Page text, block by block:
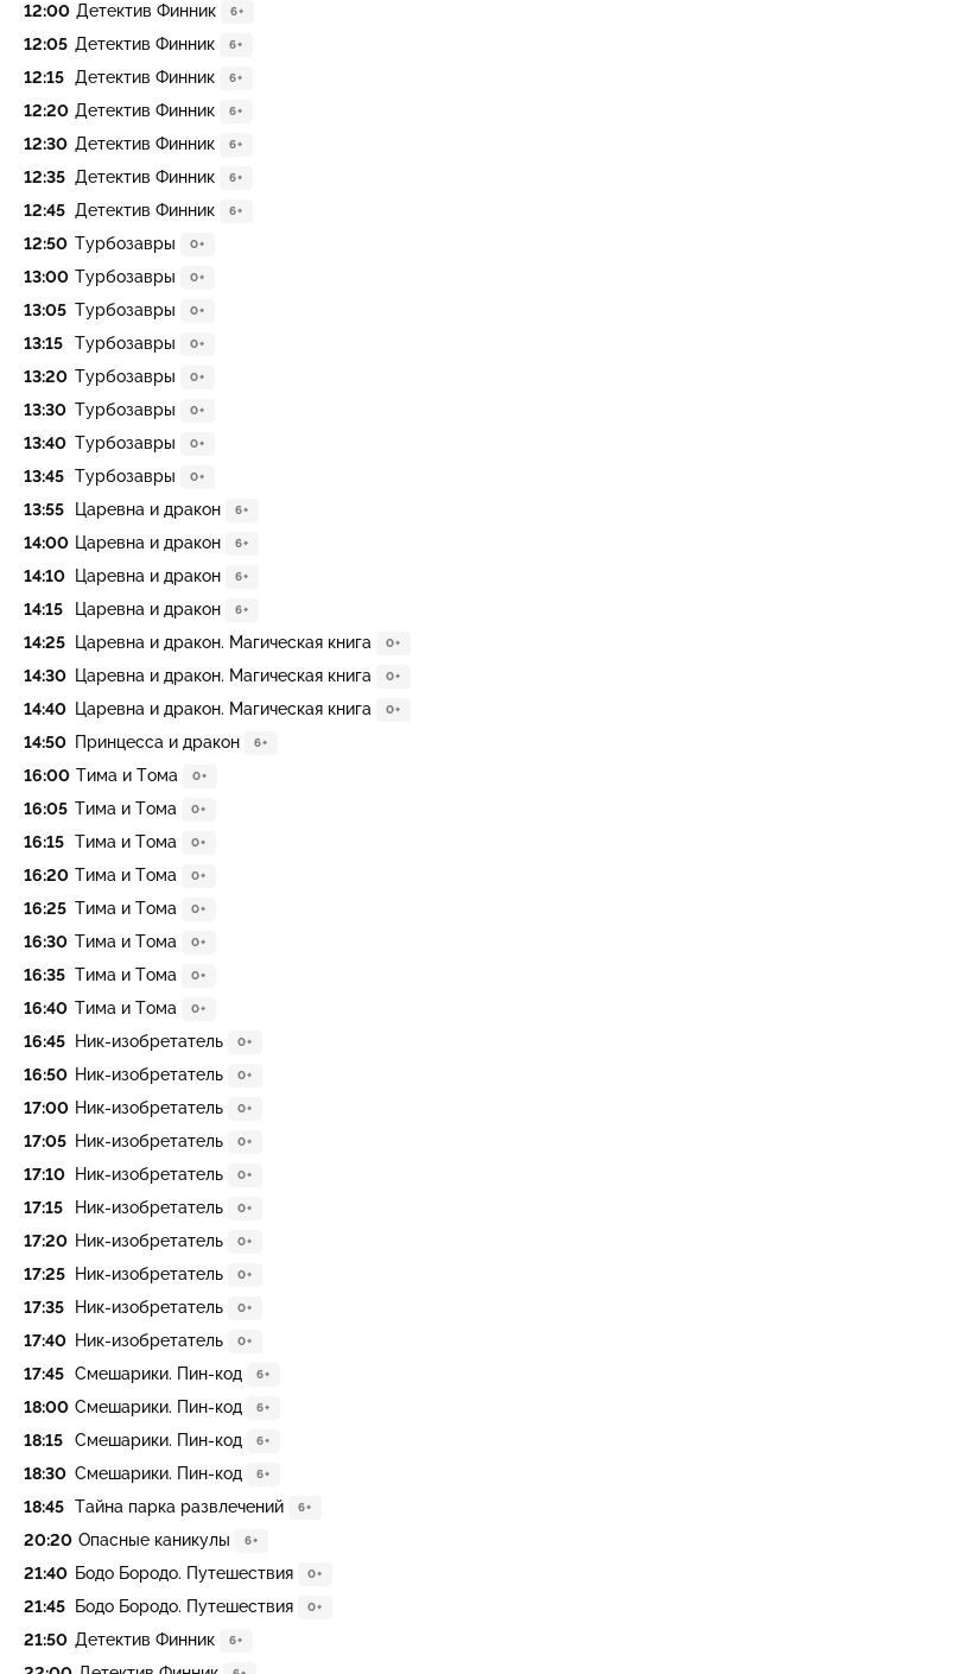
12:00 Детектив Финник 6+
12:05 Детектив Финник 6+
12:15 Детектив Финник 6+
12:20 Детектив Финник 6+
12:30 Детектив Финник 6+
12:35 Детектив Финник 6+
12:45 Детектив Финник 6+
12:50 Туpбозавры 0+
13:00 Туpбозавры 0+
13:05 Туpбозавры 0+
13:15 Туpбозавры 0+
13:20 Турбoзавры 0+
13:30 Турбoзавры 0+
13:40 Турбoзавры 0+
13:45 Турбoзавры 0+
13:55 Царевна и дракон 6+
14:00 Царевна и дракон 6+
14:10 Царевна и дракон 6+
14:15 Царевна и дракон 6+
14:25 Царевна и дракон. Магическая книга 0+
14:30 Царевна и дракон. Магическая книга 0+
14:40 Царевна и дракон. Магическая книга 0+
14:50 Принцесса и дракон 6+
16:00 Тима и Тома 0+
16:05 Тима и Тома 0+
16:15 Тима и Тома 0+
16:20 Тима и Тома 0+
16:25 Тима и Тома 0+
16:30 Тима и Тома 0+
16:35 Тима и Тома 0+
16:40 Тима и Тома 0+
16:45 Ник-изобретатель 0+
16:50 Ник-изобретатель 0+
17:00 Ник-изобретатель 0+
17:05 Ник-изобретатель 0+
17:10 Ник-изобретатель 0+
17:15 Ник-изобретатель 0+
17:20 Ник-изобретатель 0+
17:25 Ник-изобретатель 0+
17:35 Ник-изобретатель 0+
17:40 Ник-изобретатель 0+
17:45 Смешарики. Пин-код 6+
18:00 Смешарики. Пин-код 6+
18:15 Смешарики. Пин-код 6+
18:30 Смешарики. Пин-код 6+
18:45 Тайна парка развлечений 6+
20:20 Опасные каникулы 6+
21:40 Бодо Бородо. Путешествия 0+
21:45 Бодо Бородо. Путешествия 0+
21:50 Детектив Финник 6+